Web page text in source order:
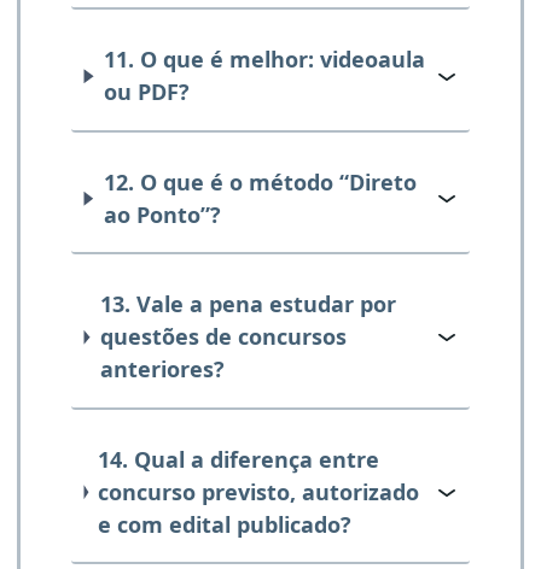
11. O que é melhor: videoaula
ou PDF?
12. O que é o método “Direto
ao Ponto”?
13. Vale a pena estudar por
questões de concursos
anteriores?
14. Qual a diferença entre
concurso previsto, autorizado
e com edital publicado?